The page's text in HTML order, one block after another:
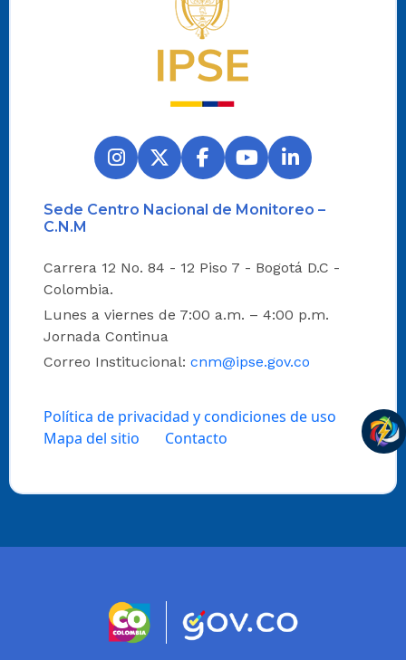
Sede Centro Nacional de Monitoreo –
C.N.M
Carrera 12 No. 84 - 12 Piso 7 - Bogotá D.C -
Colombia.
Lunes a viernes de 7:00 a.m. – 4:00 p.m.
Jornada Continua
Correo Institucional: cnm@ipse.gov.co
Política de privacidad y condiciones de uso
Mapa del sitio
Contacto
Logo marca Colombia